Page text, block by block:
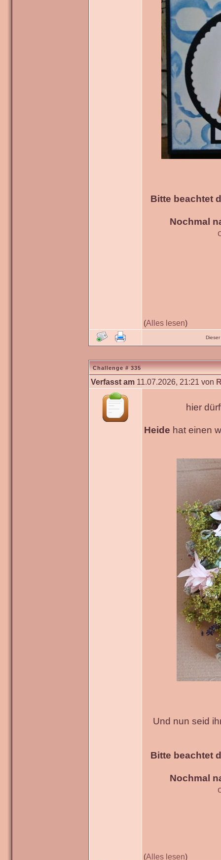
Bitte beachtet
Nochmal
(Alles lesen)
Challenge # 335
Verfasst am 11.07.2026, 21:21 von
hier
Heide hat einen
Und nun seid
Bitte beachtet
Nochmal
(Alles lesen)